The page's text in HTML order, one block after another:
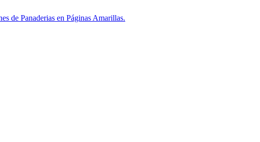
de Panaderias en Páginas Amarillas.